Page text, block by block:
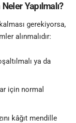
Yapılmalı?
gerekiyorsa,
alınmalıdır:
ya da
için normal
kâğıt mendille